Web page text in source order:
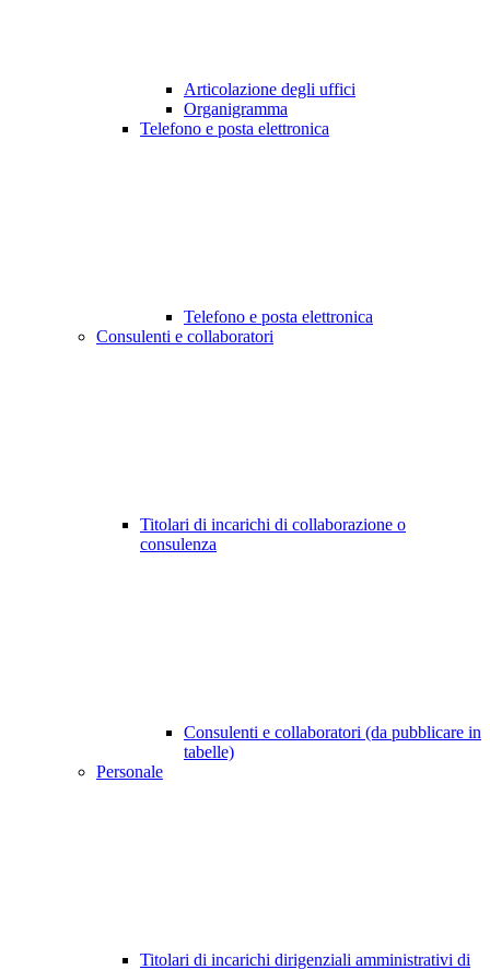
Articolazione degli uffici
Organigramma
Telefono e posta elettronica
Telefono e posta elettronica
Consulenti e collaboratori
Titolari di incarichi di collaborazione o
consulenza
Consulenti e collaboratori (da pubblicare in
tabelle)
Personale
Titolari di incarichi dirigenziali amministrativi di